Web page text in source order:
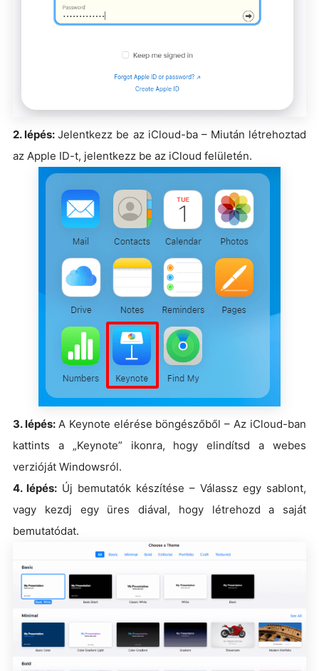
2. lépés:Jelentkezz be az iCloud-ba – Miután létrehoztad
az Apple ID-t, jelentkezz be az iCloud felületén.
3. lépés: A Keynote elérése böngészőből – Az iCloud-ban
kattints a „Keynote” ikonra, hogy elindítsd a webes
verzióját Windowsról.
4. lépés: Új bemutatók készítése – Válassz egy sablont,
vagy kezdj egy üres diával, hogy létrehozd a saját
bemutatódat.